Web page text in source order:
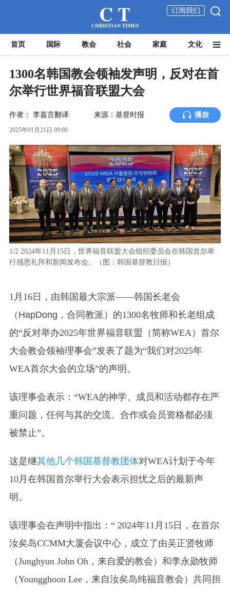
订阅我们
首页 国际 教会 社会 家庭 文化
1300名韩国教会领袖发声明，反对在首
尔举行世界福音联盟大会
作者： 李嘉言翻译 来源：基督时报 播放
2025年01月21日 09:00
1/22024年11月15日，世界福音联盟大会组织委员会在韩国首尔举
行感恩礼拜和新闻发布会。（图：韩国基督教日报）
1月16日，由韩国最大宗派——韩国长老会
（ HapDong， 合同教派）的1300名牧师和长老组成
的“反对举办2025年世界福音联盟（简称WEA）首尔
大会教会领袖理事会”发表了题为“我们对2025年
WEA首尔大会的立场”的声明。
该理事会表示：“WEA的神学、成员和活动都存在严
重问题，任何与其的交流、合作或会员资格都必须
被禁止”。
这是继其他几个韩国基督教团体对WEA计划于今年
10月在韩国首尔举行大会表示担忧之后的最新声
明。
该理事会在声明中指出：“ 2024年11月15日，在首尔
汝矣岛CCMM大厦会议中心，成立了由吴正贤牧师
（Junghyun John Oh，来自爱的教会）和李永勋牧师
（Youngghoon Lee，来自汝矣岛纯福音教会）共同担